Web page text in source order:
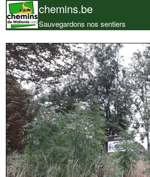
chemins.be
Sauvegardons nos sentiers